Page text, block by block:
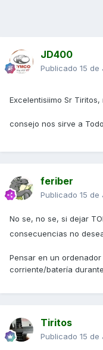
JD400
Publicado 15 de
Excelentisiimo Sr Tiritos,
consejo nos sirve a
feriber
Publicado 15 de
No se, no se, si dejar
consecuencias no
Pensar en un
corriente/batería
Tiritos
Publicado 15 de